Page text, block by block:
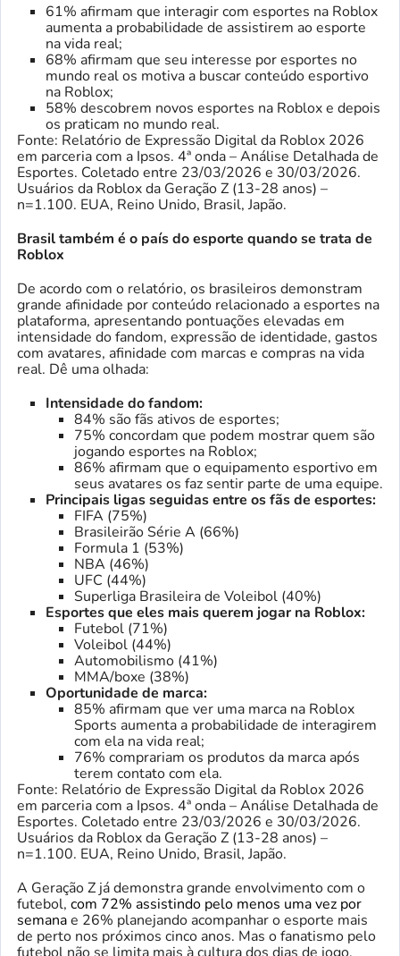
61% afirmam que interagir com esportes na Roblox
aumenta a probabilidade de assistirem ao esporte
na vida real;
68% afirmam que seu interesse por esportes no
mundo real os motiva a buscar conteúdo esportivo
na Roblox;
58% descobrem novos esportes na Roblox e depois
os praticam no mundo real.
Fonte: Relatório de Expressão Digital da Roblox 2026
em parceria com a Ipsos. 4ª onda – Análise Detalhada de
Esportes. Coletado entre 23/03/2026 e 30/03/2026.
Usuários da Roblox da Geração Z (13-28 anos) –
n=1.100. EUA, Reino Unido, Brasil, Japão.
Brasil também é o país do esporte quando se trata de
Roblox
De acordo com o relatório, os brasileiros demonstram
grande afinidade por conteúdo relacionado a esportes na
plataforma, apresentando pontuações elevadas em
intensidade do fandom, expressão de identidade, gastos
com avatares, afinidade com marcas e compras na vida
real. Dê uma olhada:
Intensidade do fandom:
84% são fãs ativos de esportes;
75% concordam que podem mostrar quem são
jogando esportes na Roblox;
86% afirmam que o equipamento esportivo em
seus avatares os faz sentir parte de uma equipe.
Principais ligas seguidas entre os fãs de esportes:
FIFA (75%)
Brasileirão Série A (66%)
Formula 1 (53%)
NBA (46%)
UFC (44%)
Superliga Brasileira de Voleibol (40%)
Esportes que eles mais querem jogar na Roblox:
Futebol (71%)
Voleibol (44%)
Automobilismo (41%)
MMA/boxe (38%)
Oportunidade de marca:
85% afirmam que ver uma marca na Roblox
Sports aumenta a probabilidade de interagirem
com ela na vida real;
76% comprariam os produtos da marca após
terem contato com ela.
Fonte: Relatório de Expressão Digital da Roblox 2026
em parceria com a Ipsos. 4ª onda – Análise Detalhada de
Esportes. Coletado entre 23/03/2026 e 30/03/2026.
Usuários da Roblox da Geração Z (13-28 anos) –
n=1.100. EUA, Reino Unido, Brasil, Japão.
A Geração Z já demonstra grande envolvimento com o
futebol, com 72% assistindo pelo menos uma vez por
semanae 26% planejando acompanhar o esporte mais
de perto nos próximos cinco anos. Mas o fanatismo pelo
futebol não se limita mais à cultura dos dias de jogo.